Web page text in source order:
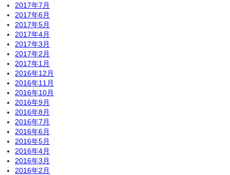
2017年7月
2017年6月
2017年5月
2017年4月
2017年3月
2017年2月
2017年1月
2016年12月
2016年11月
2016年10月
2016年9月
2016年8月
2016年7月
2016年6月
2016年5月
2016年4月
2016年3月
2016年2月